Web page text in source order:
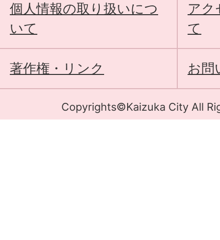
個人情報の取り扱いにつ
いて
アク
て
著作権・リンク お問
Copyrights©Kaizuka City All